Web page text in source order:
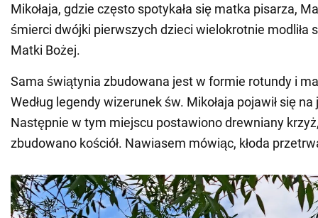
Mikołaja, gdzie często spotykała się matka pisarza,
śmierci dwójki pierwszych dzieci wielokrotnie modliła
Matki Bożej.
Sama świątynia zbudowana jest w formie rotundy i
Według legendy wizerunek św. Mikołaja pojawił się
Następnie w tym miejscu postawiono drewniany
zbudowano kościół. Nawiasem mówiąc, kłoda